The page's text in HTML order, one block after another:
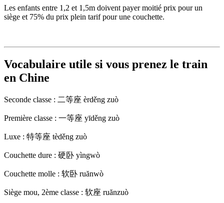
Les enfants entre 1,2 et 1,5m doivent payer moitié prix pour un
siège et 75% du prix plein tarif pour une couchette.
Vocabulaire utile si vous prenez le train
en Chine
Seconde classe : 二等座 èrděng zuò
Première classe : 一等座 yīděng zuò
Luxe : 特等座 tèděng zuò
Couchette dure : 硬卧 yìngwò
Couchette molle : 软卧 ruănwò
Siège mou, 2ème classe : 软座 ruănzuò